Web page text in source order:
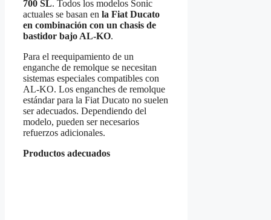
700 SL. Todos los modelos Sonic
actuales se basan en la Fiat Ducato
en combinación con un chasis de
bastidor bajo AL-KO.
Para el reequipamiento de un
enganche de remolque se necesitan
sistemas especiales compatibles con
AL-KO. Los enganches de remolque
estándar para la Fiat Ducato no suelen
ser adecuados. Dependiendo del
modelo, pueden ser necesarios
refuerzos adicionales.
Productos adecuados